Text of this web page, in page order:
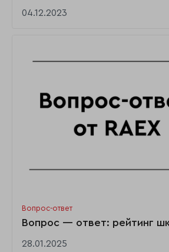
04.12.2023
Вопрос-ответ
Вопрос — ответ: рейтинг
28.01.2025